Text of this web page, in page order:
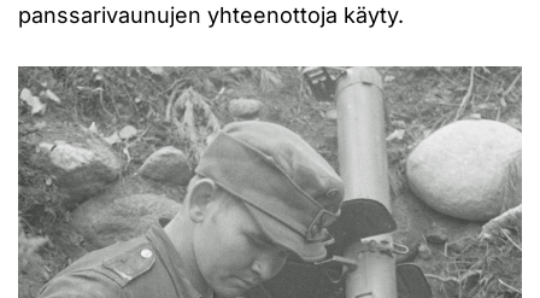
panssarivaunujen yhteenottoja käyty.